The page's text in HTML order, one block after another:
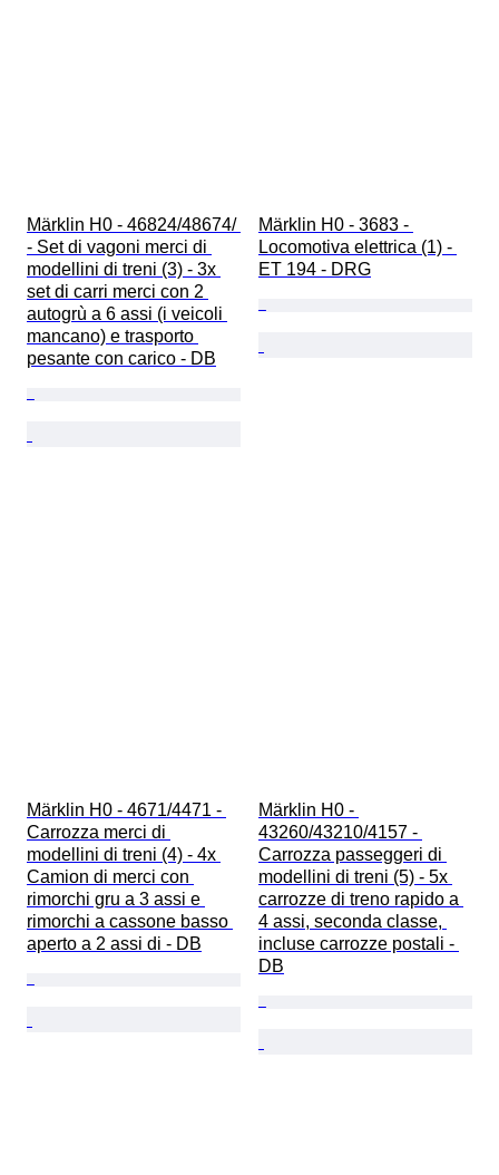
Märklin H0 - 46824/48674/
- Set di vagoni merci di
modellini di treni (3) - 3x
set di carri merci con 2
autogrù a 6 assi (i veicoli
mancano) e trasporto
pesante con carico - DB
Märklin H0 - 3683 -
Locomotiva elettrica (1) -
ET 194 - DRG
Märklin H0 - 4671/4471 -
Carrozza merci di
modellini di treni (4) - 4x
Camion di merci con
rimorchi gru a 3 assi e
rimorchi a cassone basso
aperto a 2 assi di - DB
Märklin H0 -
43260/43210/4157 -
Carrozza passeggeri di
modellini di treni (5) - 5x
carrozze di treno rapido a
4 assi, seconda classe,
incluse carrozze postali -
DB